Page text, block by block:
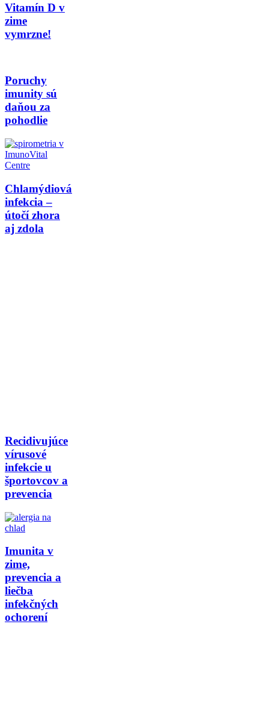
Vitamín D v
zime
vymrzne!
Poruchy
imunity sú
daňou za
pohodlie
Chlamýdiová
infekcia –
útočí zhora
aj zdola
Recidivujúce
vírusové
infekcie u
športovcov a
prevencia
Imunita v
zime,
prevencia a
liečba
infekčných
ochorení